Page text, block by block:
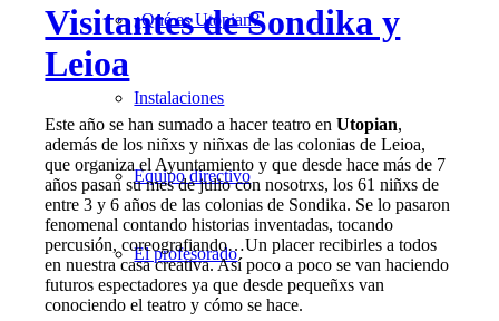
¿Qué es Utopian?
Instalaciones
Equipo directivo
El profesorado
Visitantes de Sondika y
Leioa
Este año se han sumado a hacer teatro enUtopian,
además de los niñxs y niñxas de las colonias de Leioa,
que organiza el Ayuntamiento y que desde hace más de 7
años pasan su mes de julio con nosotrxs, los 61 niñxs de
entre 3 y 6 años de las colonias de Sondika. Se lo pasaron
fenomenal contando historias inventadas, tocando
percusión, coreografiando…Un placer recibirles a todos
en nuestra casa creativa. Así poco a poco se van haciendo
futuros espectadores ya que desde pequeñxs van
conociendo el teatro y cómo se hace.